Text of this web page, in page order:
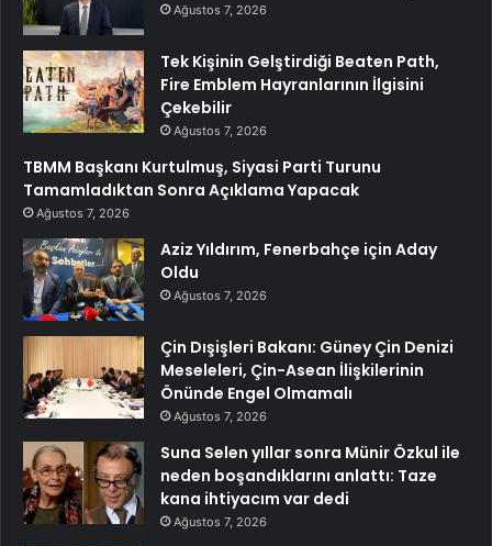
Ağustos 7, 2026
Tek Kişinin Gelştirdiği Beaten Path,
Fire Emblem Hayranlarının İlgisini
Çekebilir
Ağustos 7, 2026
TBMM Başkanı Kurtulmuş, Siyasi Parti Turunu
Tamamladıktan Sonra Açıklama Yapacak
Ağustos 7, 2026
Aziz Yıldırım, Fenerbahçe için Aday
Oldu
Ağustos 7, 2026
Çin Dışişleri Bakanı: Güney Çin Denizi
Meseleleri, Çin-Asean İlişkilerinin
Önünde Engel Olmamalı
Ağustos 7, 2026
Suna Selen yıllar sonra Münir Özkul ile
neden boşandıklarını anlattı: Taze
kana ihtiyacım var dedi
Ağustos 7, 2026